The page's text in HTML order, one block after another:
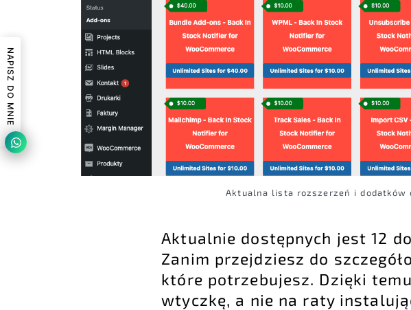
Aktualna lista rozszerzeń i dodatków
Aktualnie dostępnych jest 12
Zanim przejdziesz do
które potrzebujesz. Dzięki
wtyczkę, a nie na raty
NAPISZ DO MNIE